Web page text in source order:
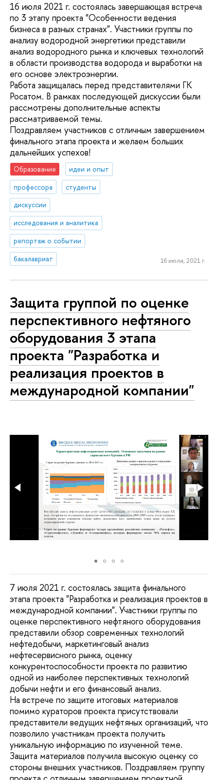
16 июля 2021 г. состоялась завершающая встреча
по 3 этапу проекта "Особенности ведения
бизнеса в разных странах". Участники группы по
анализу водородной энергетики представили
анализ водородного рынка и ключевых технологий
в области производства водорода и выработки на
его основе электроэнергии.
Работа защищалась перед представителями ГК
Росатом. В рамках последующей дискуссии были
рассмотрены дополнительные аспекты
рассматриваемой темы.
Поздравляем участников с отличным завершением
финального этапа проекта и желаем больших
дальнейших успехов!
Образование
идеи и опыт
профессора
студенты
дискуссии
исследования и аналитика
репортаж о событии
бакалавриат
16 июля, 2021 г.
Защита группой по оценке
перспективного нефтяного
оборудования 3 этапа
проекта "Разработка и
реализация проектов в
международной компании"
7 июля 2021 г. состоялась защита финального
этапа проекта "Разработка и реализация проектов в
международной компании". Участники группы по
оценке перспективного нефтяного оборудования
представили обзор современных технологий
нефтедобычи, маркетинговый анализ
нефтесервисного рынка, оценку
конкурентоспособности проекта по развитию
одной из наиболее перспективных технологий
добычи нефти и его финансовый анализ.
На встрече по защите итоговых материалов
помимо кураторов проекта присутствовали
представители ведущих нефтяных организаций, что
позволило участникам проекта получить
уникальную информацию по изученной теме.
Защита материалов получила высокую оценку со
стороны внешних участников. Поздравляем группу